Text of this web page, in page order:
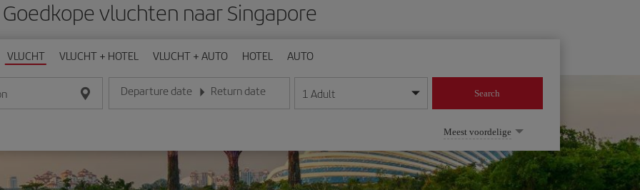
Goedkope vluchten naar Singapore
VLUCHT VLUCHT + HOTEL VLUCHT + AUTO HOTEL AUTO
Departure date
Voer de datum in het formaat dag/maand/jaar in
Return date
Voer de datum in het formaat dag/maand/jaar in
1 Adult Search
Meest voordelige